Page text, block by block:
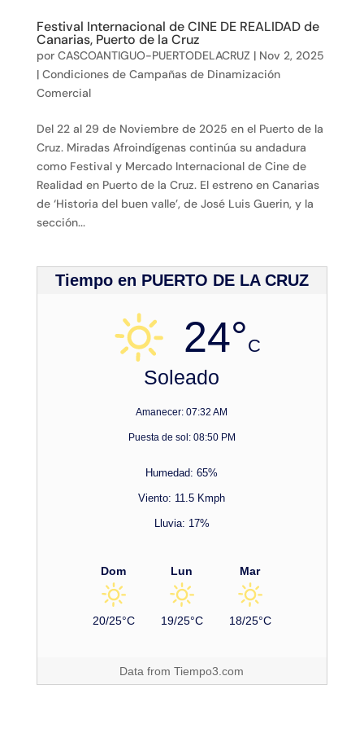
Festival Internacional de CINE DE REALIDAD de
Canarias, Puerto de la Cruz
por CASCOANTIGUO-PUERTODELACRUZ | Nov 2, 2025
| Condiciones de Campañas de Dinamización
Comercial
Del 22 al 29 de Noviembre de 2025 en el Puerto de la
Cruz. Miradas Afroindígenas continúa su andadura
como Festival y Mercado Internacional de Cine de
Realidad en Puerto de la Cruz. El estreno en Canarias
de ‘Historia del buen valle’, de José Luis Guerin, y la
sección...
Tiempo en PUERTO DE LA CRUZ
24°C
Soleado
Amanecer: 07:32 AM
Puesta de sol: 08:50 PM
Humedad: 65%
Viento: 11.5 Kmph
Lluvia: 17%
Dom
20/25°C
Lun
19/25°C
Mar
18/25°C
Data fromTiempo3.com